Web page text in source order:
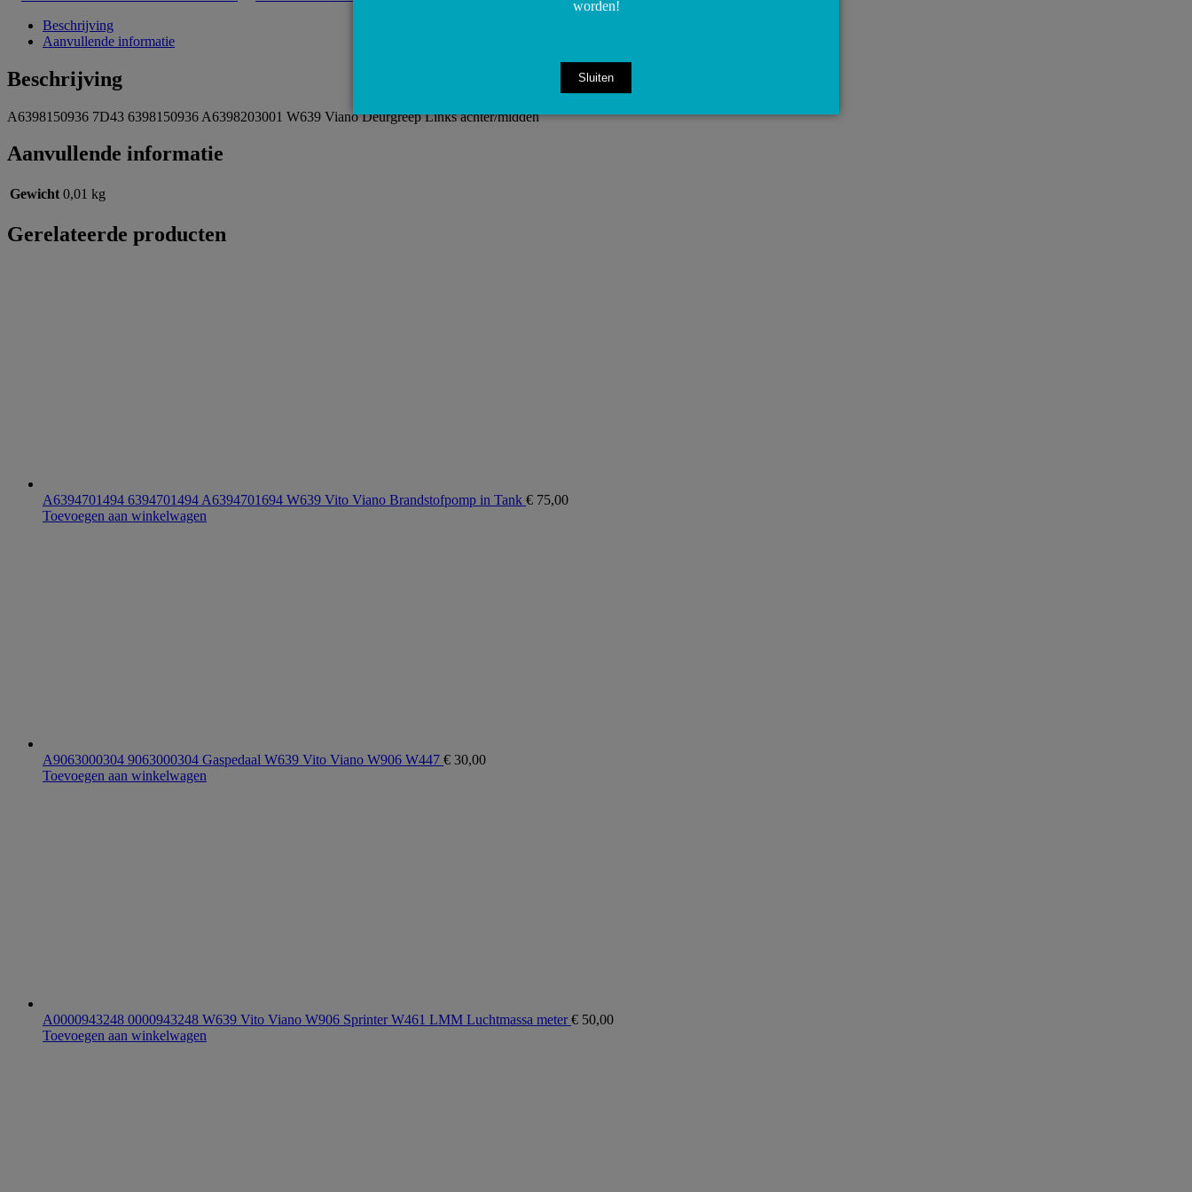
Beschrijving
Aanvullende informatie
Beschrijving
A6398150936 7D43 6398150936 A6398203001 W639 Viano Deurgreep Links achter/midden
Aanvullende informatie
Gewicht 0,01 kg
Gerelateerde producten
A6394701494 6394701494 A6394701694 W639 Vito Viano Brandstofpomp in Tank € 75,00
Toevoegen aan winkelwagen
A9063000304 9063000304 Gaspedaal W639 Vito Viano W906 W447 € 30,00
Toevoegen aan winkelwagen
A0000943248 0000943248 W639 Vito Viano W906 Sprinter W461 LMM Luchtmassa meter€ 50,00
Toevoegen aan winkelwagen
worden!
Sluiten